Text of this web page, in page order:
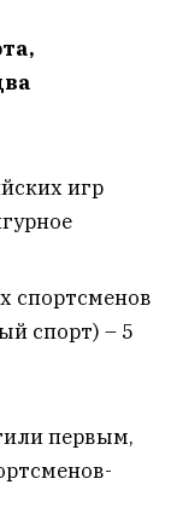
игр
спортсменов
спорт) – 5
первым,